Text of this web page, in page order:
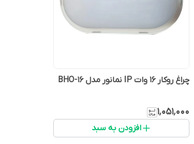
چراغ روکار 16 وات IP نمانور مدل BHO-16
۱٬۰۵۱٬۰۰۰
افزودن به سبد